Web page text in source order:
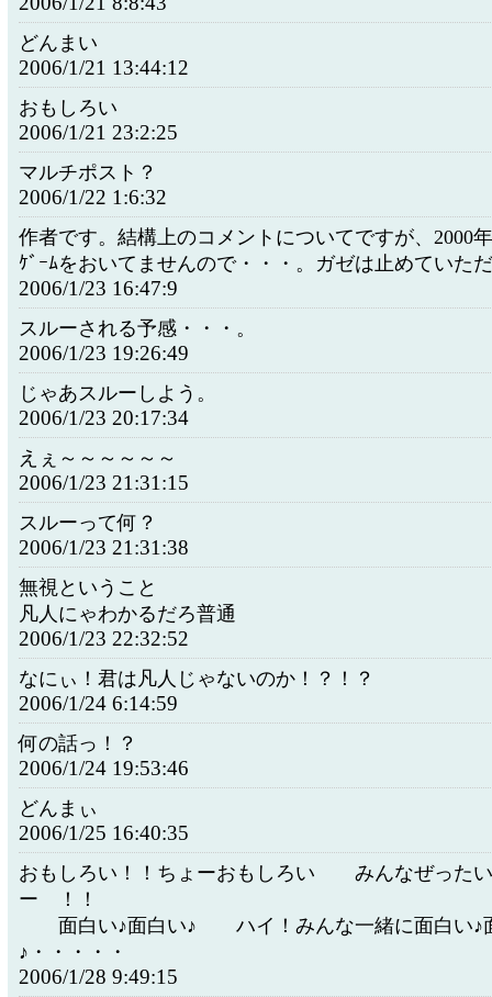
どんまい
2006/1/21 13:44:12
おもしろい
2006/1/21 23:2:25
マルチポスト？
2006/1/22 1:6:32
作者です。結構上のコメントについてですが、2000
ｹﾞｰﾑをおいてませんので・・・。ガゼは止めていた
2006/1/23 16:47:9
スルーされる予感・・・。
2006/1/23 19:26:49
じゃあスルーしよう。
2006/1/23 20:17:34
えぇ～～～～～～
2006/1/23 21:31:15
スルーって何？
2006/1/23 21:31:38
無視ということ
凡人にゃわかるだろ普通
2006/1/23 22:32:52
なにぃ！君は凡人じゃないのか！？！？
2006/1/24 6:14:59
何の話っ！？
2006/1/24 19:53:46
どんまぃ
2006/1/25 16:40:35
おもしろい！！ちょーおもしろい みんなぜった
ー ！！
面白い♪面白い♪ ハイ！みんな一緒に面白い♪
♪・・・・・
2006/1/28 9:49:15